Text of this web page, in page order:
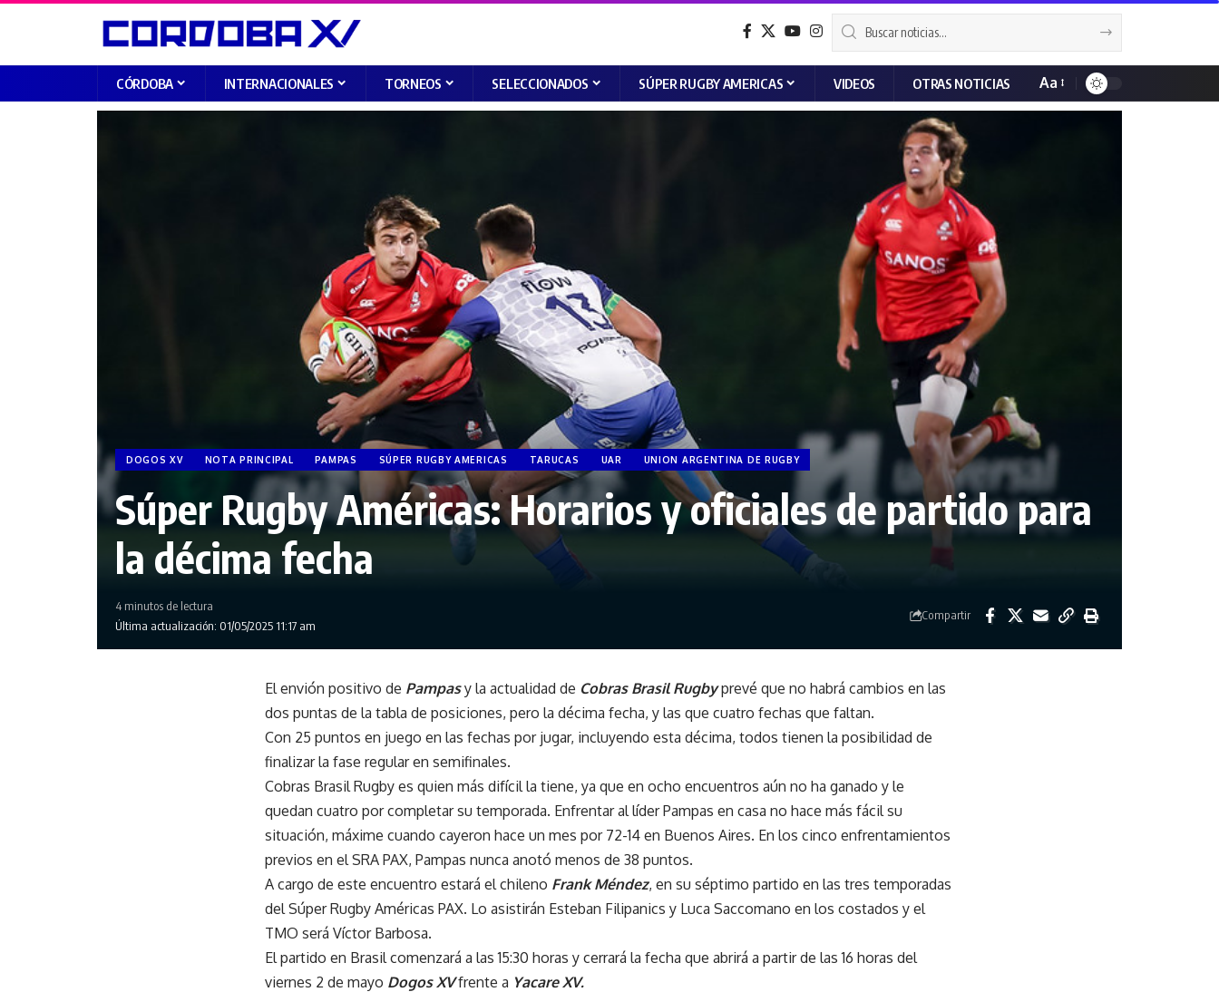
CÓRDOBA INTERNACIONALES TORNEOS SELECCIONADOS SÚPER RUGBY AMERICAS VIDEOS OTRAS NOTICIAS Aa
DOGOS XV NOTA PRINCIPAL PAMPAS SÚPER RUGBY AMERICAS TARUCAS UAR UNION ARGENTINA DE RUGBY
Súper Rugby Américas: Horarios y oficiales de partido para
la décima fecha
Última actualización: 01/05/2025 11:17 am
4 minutos de lectura
Compartir
El envión positivo de Pampas y la actualidad de Cobras Brasil Rugbyprevé que no habrá cambios en las
dos puntas de la tabla de posiciones, pero la décima fecha, y las que cuatro fechas que faltan.
Con 25 puntos en juego en las fechas por jugar, incluyendo esta décima, todos tienen la posibilidad de
finalizar la fase regular en semifinales.
Cobras Brasil Rugby es quien más difícil la tiene, ya que en ocho encuentros aún no ha ganado y le
quedan cuatro por completar su temporada. Enfrentar al líder Pampas en casa no hace más fácil su
situación, máxime cuando cayeron hace un mes por 72-14 en Buenos Aires. En los cinco enfrentamientos
previos en el SRA PAX, Pampas nunca anotó menos de 38 puntos.
A cargo de este encuentro estará el chileno Frank Méndez, en su séptimo partido en las tres temporadas
del Súper Rugby Américas PAX. Lo asistirán Esteban Filipanics y Luca Saccomano en los costados y el
TMO será Víctor Barbosa.
El partido en Brasil comenzará a las 15:30 horas y cerrará la fecha que abrirá a partir de las 16 horas del
viernes 2 de mayo Dogos XVfrente a Yacare XV.